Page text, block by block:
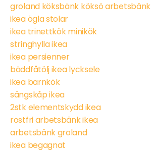
groland köksbänk köksö arbetsbänk
ikea ögla stolar
ikea trinettkök minikök
stringhylla ikea
ikea persienner
bäddfåtölj ikea lycksele
ikea barnkök
sängskåp ikea
2stk elementskydd ikea
rostfri arbetsbänk ikea
arbetsbänk groland
ikea begagnat